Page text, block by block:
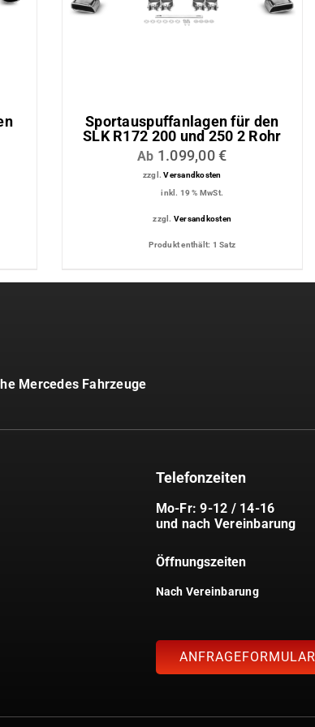
Lederausstattung
Sportauspuffanlagen für den
SLK R172 200 und 250 2 Rohr
Ab 1.099,00€
zzgl.Versandkosten
inkl. 19 % MwSt.
zzgl. Versandkosten
Produkt enthält: 1Satz
Mercedes Fahrzeuge
Telefonzeiten
Mo-Fr: 9-12 / 14-16
und nach Vereinbarung
Öffnungszeiten
Nach Vereinbarung
ANFRAGEFORMULAR